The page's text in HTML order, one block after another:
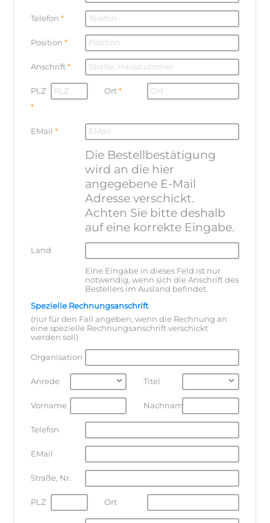
Telefon
Position
Anschrift
PLZ Ort
EMail
Die Bestellbestätigung
wird an die hier
angegebene E-Mail
Adresse verschickt.
Achten Sie bitte deshalb
auf eine korrekte Eingabe.
Land
Eine Eingabe in dieses Feld ist nur
notwendig, wenn sich die Anschrift des
Bestellers im Ausland befindet.
Spezielle Rechnungsanschrift
(nur für den Fall angeben, wenn die Rechnung an
eine spezielle Rechnungsanschrift verschickt
werden soll)
Organisation
Anrede Titel
Vorname Nachname
Telefon
EMail
Straße, Nr.
PLZ Ort